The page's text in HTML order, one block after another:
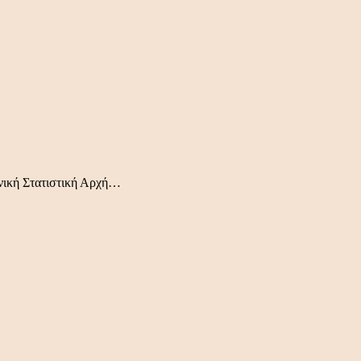
Στατιστική Αρχή…